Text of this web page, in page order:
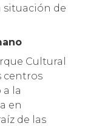
situación de
Cultural
centros
a la
en
de las